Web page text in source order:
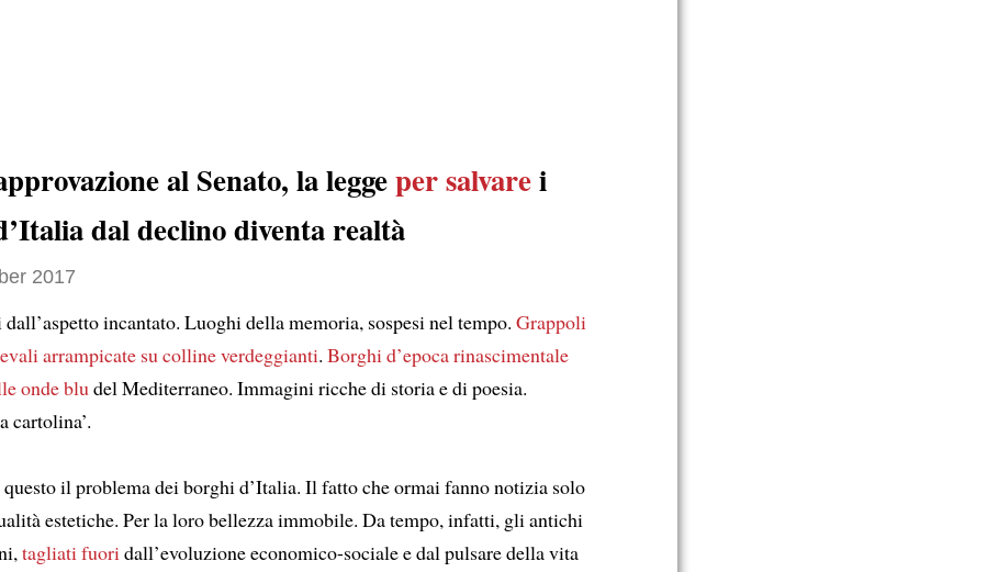
al Senato, la leggeper salvarei
dal declino diventa realtà
2017
incantato. Luoghi della memoria, sospesi nel tempo. Grappoli
arrampicate su colline verdeggianti. Borghi d’epoca rinascimentale
onde blu del Mediterraneo. Immagini ricche di storia e di poesia.
cartolina’.
questo il problema dei borghi d’Italia. Il fatto che ormai fanno notizia solo
estetiche. Per la loro bellezza immobile. Da tempo, infatti, gli antichi
tagliati fuori dall’evoluzione economico-sociale e dal pulsare della vita